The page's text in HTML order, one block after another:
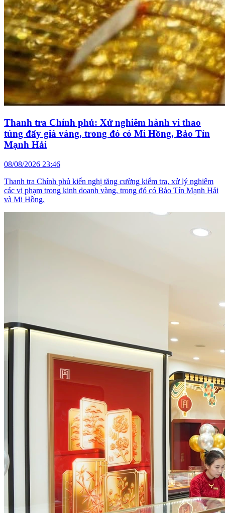
Thanh tra Chính phủ: Xử nghiêm hành vi thao
túng đẩy giá vàng, trong đó có Mi Hồng, Bảo Tín
Mạnh Hải
08/08/2026 23:46
Thanh tra Chính phủ kiến nghị tăng cường kiểm tra, xử lý nghiêm
các vi phạm trong kinh doanh vàng, trong đó có Bảo Tín Mạnh Hải
và Mi Hồng.